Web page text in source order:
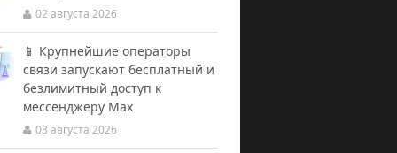
02 августа 2026
📱 Крупнейшие операторы
связи запускают бесплатный и
безлимитный доступ к
мессенджеру Мах
03 августа 2026